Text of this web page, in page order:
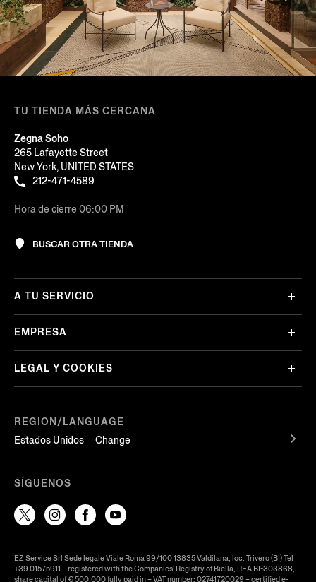
TU TIENDA MÁS CERCANA
Zegna Soho
265 Lafayette Street
New York, UNITED STATES
212-471-4589
Hora de cierre 06:00 PM
BUSCAR OTRA TIENDA
REGION/LANGUAGE
Estados Unidos
Change
A TU SERVICIO
EMPRESA
LEGAL Y COOKIES
SÍGUENOS
EZ Service Srl Sede legale Viale Roma 99/100 13835 Valdilana, loc. Trivero (BI) Tel
+39 01575911 – registered with the Companies’ Registry of Biella, REA BI-303868,
share capital of € 500.000 fully paid in – VAT number: 02741720029 – certified e-